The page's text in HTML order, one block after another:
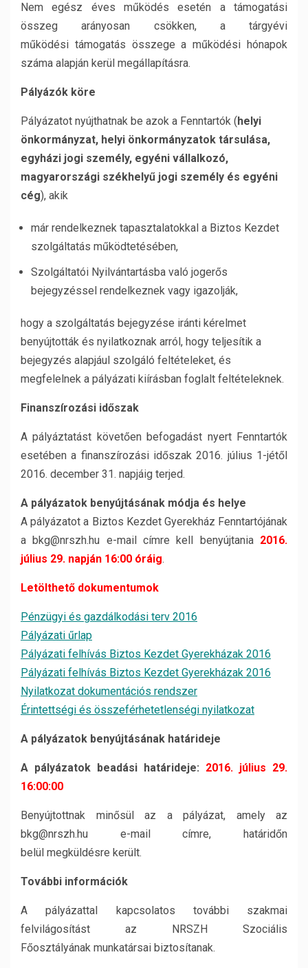
Nem egész éves működés esetén a támogatási
összeg arányosan csökken, a tárgyévi
működési támogatás összege a működési hónapok
száma alapján kerül megállapításra.
Pályázók köre
Pályázatot nyújthatnak be azok a Fenntartók (helyi
önkormányzat, helyi önkormányzatok társulása,
egyházi jogi személy, egyéni vállalkozó,
magyarországi székhelyű jogi személy és egyéni
cég), akik
már rendelkeznek tapasztalatokkal a Biztos Kezdet
szolgáltatás működtetésében,
Szolgáltatói Nyilvántartásba való jogerős
bejegyzéssel rendelkeznek vagy igazolják,
hogy a szolgáltatás bejegyzése iránti kérelmet
benyújtották és nyilatkoznak arról, hogy teljesítik a
bejegyzés alapjául szolgáló feltételeket, és
megfelelnek a pályázati kiírásban foglalt feltételeknek.
Finanszírozási időszak
A pályáztatást követően befogadást nyert Fenntartók
esetében a finanszírozási időszak 2016. július 1-jétől
2016. december 31. napjáig terjed.
A pályázatok benyújtásának módja és helye
A pályázatot a Biztos Kezdet Gyerekház Fenntartójának
a bkg@nrszh.hu e-mail címre kell benyújtania2016.
július 29. napján 16:00 óráig.
Letölthető dokumentumok
Pénzügyi és gazdálkodási terv 2016
Pályázati űrlap
Pályázati felhívás Biztos Kezdet Gyerekházak 2016
Pályázati felhívás Biztos Kezdet Gyerekházak 2016
Nyilatkozat dokumentációs rendszer
Érintettségi és összeférhetetlenségi nyilatkozat
A pályázatok benyújtásának határideje
A pályázatok beadási határideje: 2016. július 29.
16:00:00
Benyújtottnak minősül az a pályázat, amely az
bkg@nrszh.hu e-mail címre, határidőn
belül megküldésre került.
További információk
A pályázattal kapcsolatos további szakmai
felvilágosítást az NRSZH Szociális
Főosztályának munkatársai biztosítanak.